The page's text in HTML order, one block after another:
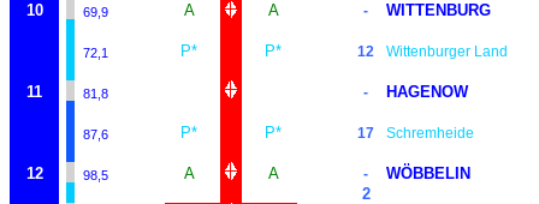
10 69,9 A A - WITTENBURG
72,1 P* P* 12 Wittenburger Land
11 81,8 - HAGENOW
87,6 P* P* 17 Schremheide
12 98,5 A A -
WÖBBELIN
2